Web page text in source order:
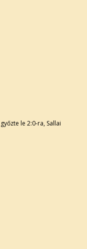
le 2:0-ra, Sallai